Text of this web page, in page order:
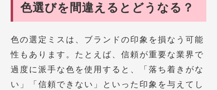
色選びを間違えるとどうなる？
色の選定ミスは、ブランドの印象を損なう可能
性もあります。たとえば、信頼が重要な業界で
過度に派手な色を使用すると、「落ち着きがな
い」「信頼できない」といった印象を与えてし